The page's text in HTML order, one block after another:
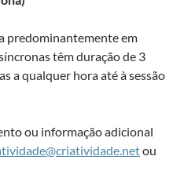
predominantemente em
têm duração de 3
a qualquer hora até à sessão
ou informação adicional
ou